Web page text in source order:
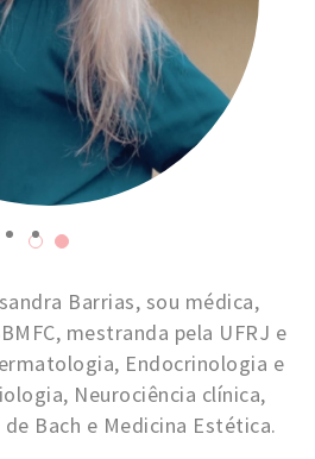
Barrias, sou médica,
mestranda pela UFRJ e
Endocrinologia e
Neurociência clínica,
Bach e Medicina Estética.